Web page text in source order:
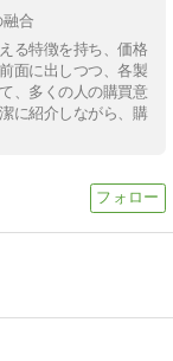
融合
る特徴を持ち、価格
面に出しつつ、各製
、多くの人の購買意
に紹介しながら、購